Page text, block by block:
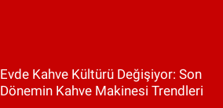
Evde Kahve Kültürü Değişiyor: Son
Dönemin Kahve Makinesi Trendleri